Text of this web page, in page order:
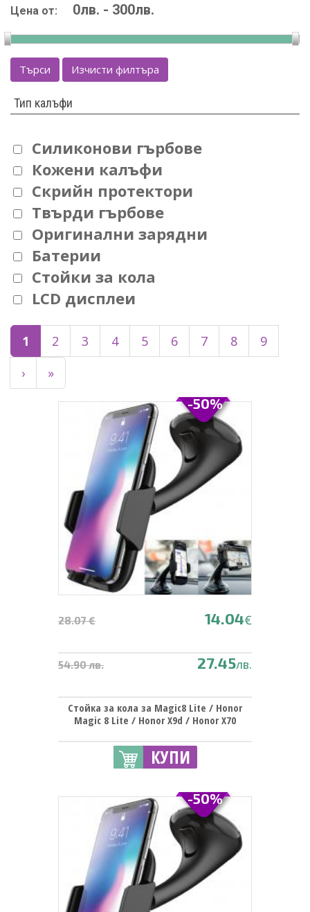
Цена от:
Търси Изчисти филтъра
Тип калъфи
Силиконови гърбове
Кожени калъфи
Скрийн протектори
Твърди гърбове
Оригинални зарядни
Батерии
Стойки за кола
LCD дисплеи
1 2 3 4 5 6 7 8
9
›
»
28.07 € 14.04€
54.90 лв. 27.45лв.
Стойка за кола за Magic8 Lite / Honor
Magic 8 Lite / Honor X9d / Honor X70
КУПИ
-50%
-50%